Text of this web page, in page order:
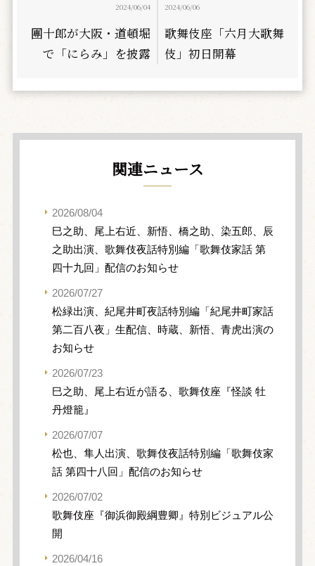
2024/06/04
團十郎が大阪・道頓堀
で「にらみ」を披露
2024/06/06
歌舞伎座「六月大歌舞
伎」初日開幕
関連ニュース
2026/08/04
巳之助、尾上右近、新悟、橋之助、染五郎、辰
之助出演、歌舞伎夜話特別編「歌舞伎家話 第
四十九回」配信のお知らせ
2026/07/27
松緑出演、紀尾井町夜話特別編「紀尾井町家話
第二百八夜」生配信、時蔵、新悟、青虎出演の
お知らせ
2026/07/23
巳之助、尾上右近が語る、歌舞伎座『怪談 牡
丹燈籠』
2026/07/07
松也、隼人出演、歌舞伎夜話特別編「歌舞伎家
話 第四十八回」配信のお知らせ
2026/07/02
歌舞伎座『御浜御殿綱豊卿』特別ビジュアル公
開
2026/04/16